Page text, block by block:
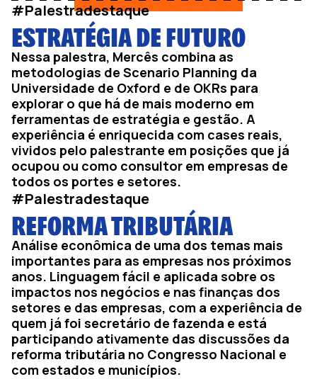
#Palestradestaque
ESTRATÉGIA DE FUTURO
Nessa palestra, Mercês combina as
metodologias de Scenario Planning da
Universidade de Oxford e de OKRs para
explorar o que há de mais moderno em
ferramentas de estratégia e gestão. A
experiência é enriquecida com cases reais,
vividos pelo palestrante em posições que já
ocupou ou como consultor em empresas de
todos os portes e setores.
#Palestradestaque
REFORMA TRIBUTÁRIA
Análise econômica de uma dos temas mais
importantes para as empresas nos próximos
anos. Linguagem fácil e aplicada sobre os
impactos nos negócios e nas finanças dos
setores e das empresas, com a experiência de
quem já foi secretário de fazenda e está
participando ativamente das discussões da
reforma tributária no Congresso Nacional e
com estados e municípios.